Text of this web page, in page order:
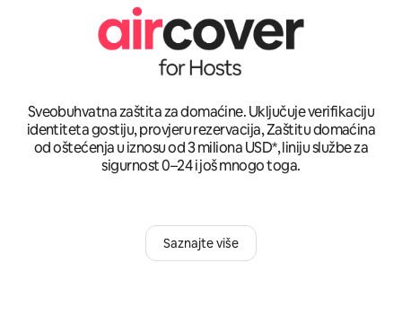
Sveobuhvatna zaštita za domaćine. Uključuje verifikaciju
identiteta gostiju, provjeru rezervacija, Zaštitu domaćina
od oštećenja u iznosu od 3 miliona USD*, liniju službe za
sigurnost 0–24 i još mnogo toga.
Saznajte više